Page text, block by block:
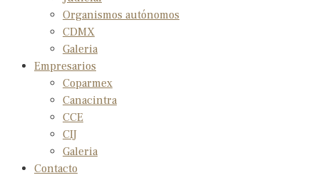
Organismos autónomos
CDMX
Galeria
Empresarios
Coparmex
Canacintra
CCE
CIJ
Galeria
Contacto